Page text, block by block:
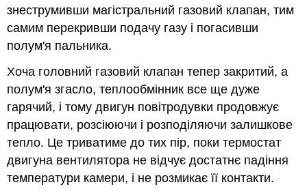
знеструмивши магістральний газовий клапан, тим
самим перекривши подачу газу і погасивши
полум'я пальника.
Хоча головний газовий клапан тепер закритий, а
полум'я згасло, теплообмінник все ще дуже
гарячий, і тому двигун повітродувки продовжує
працювати, розсіюючи і розподіляючи залишкове
тепло. Це триватиме до тих пір, поки термостат
двигуна вентилятора не відчує достатнє падіння
температури камери, і не розмикає її контакти.